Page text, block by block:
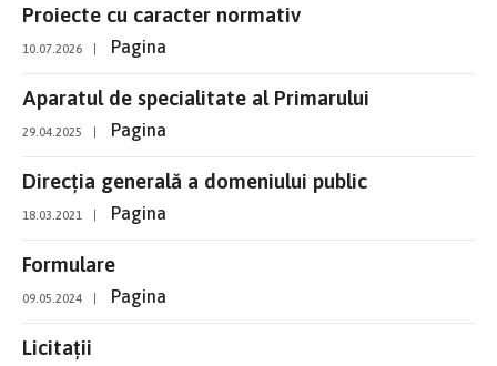
Proiecte cu caracter normativ
10.07.2026 Pagina
Aparatul de specialitate al Primarului
29.04.2025 Pagina
Direcția generală a domeniului public
18.03.2021 Pagina
Formulare
09.05.2024 Pagina
Licitații